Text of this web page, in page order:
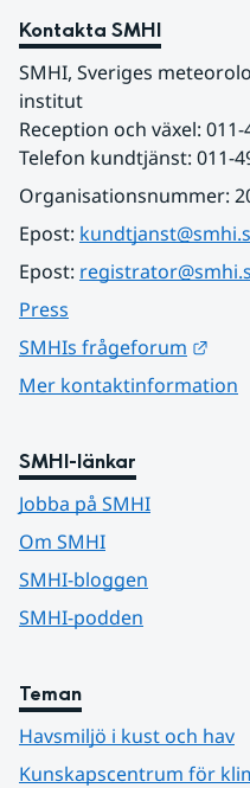
Kontakta SMHI
SMHI, Sveriges
institut
Reception och växel: 011-
Telefon kundtjänst: 011-
Organisationsnummer:
Epost:
Epost:
Press
SMHIs frågeforum
Mer kontaktinformation
SMHI-länkar
Jobba på SMHI
Om SMHI
SMHI-bloggen
SMHI-podden
Teman
Havsmiljö i kust och hav
Kunskapscentrum för